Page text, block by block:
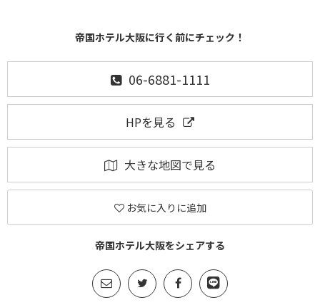
帝国ホテル大阪に行く前にチェック！
06-6881-1111
HPを見る
大きな地図で見る
お気に入りに追加
帝国ホテル大阪をシェアする